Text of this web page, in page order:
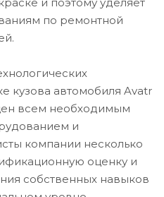
и поэтому уделяет
по ремонтной
кузова автомобиля Avatr
всем необходимым
и
компании несколько
оценку и
собственных навыков